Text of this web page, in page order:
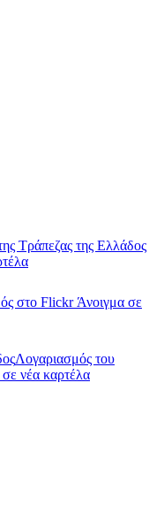
Τράπεζας της Ελλάδος
στο FlickrΆνοιγμα σε
Λογαριασμός του
νέα καρτέλα